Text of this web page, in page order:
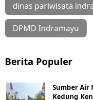
dinas pariwisata
DPMD Indramayu
Berita Populer
Sumber Air
Kedung